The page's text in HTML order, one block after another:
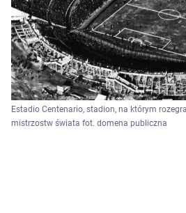
Estadio Centenario, stadion, na którym
mistrzostw świata fot. domena publiczna